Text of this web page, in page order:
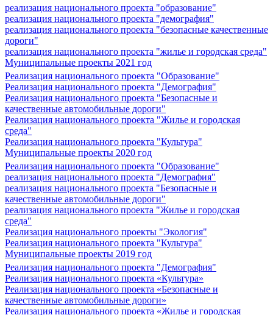
реализация национального проекта "образование"
реализация национального проекта "демография"
реализация национального проекта "безопасные качественные
дороги"
реализация национального проекта "жилье и городская среда"
Муниципальные проекты 2021 год
Реализация национального проекта "Образование"
Реализация национального проекта "Демография"
Реализация национального проекта "Безопасные и
качественные автомобильные дороги"
Реализация национального проекта "Жилье и городская
среда"
Реализация национального проекта "Культура"
Муниципальные проекты 2020 год
Реализация национального проекта "Образование"
реализация национального проекта "Демография"
реализация национального проекта "Безопасные и
качественные автомобильные дороги"
реализация национального проекта "Жилье и городская
среда"
Реализация национального проекты "Экология"
Реализация национального проекта "Культура"
Муниципальные проекты 2019 год
Реализация национального проекта "Демография"
Реализация национального проекта «Культура»
Реализация национального проекта «Безопасные и
качественные автомобильные дороги»
Реализация национального проекта «Жилье и городская